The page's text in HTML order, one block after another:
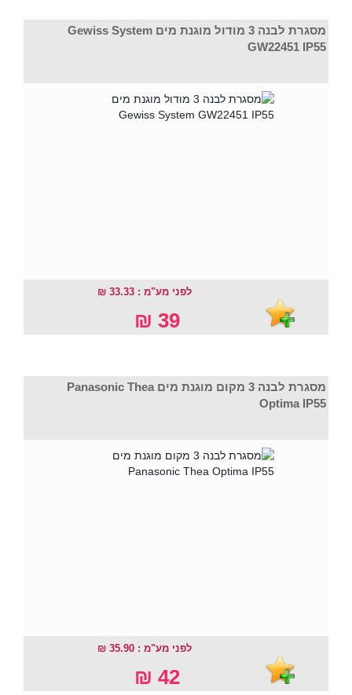
מסגרת לבנה 3 מודול מוגנת מים Gewiss System
GW22451 IP55
לפני מע"מ : 33.33 ₪
39 ₪
מסגרת לבנה 3 מקום מוגנת מים Panasonic Thea
Optima IP55
לפני מע"מ : 35.90 ₪
42 ₪